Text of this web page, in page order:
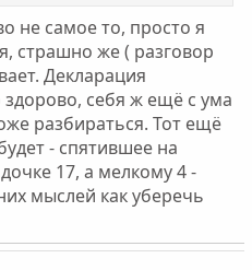
не самое то, просто я
страшно же ( разговор
Декларация
себя ж ещё с ума
разбираться. Тот ещё
- спятившее на
17, а мелкому 4 -
мыслей как уберечь